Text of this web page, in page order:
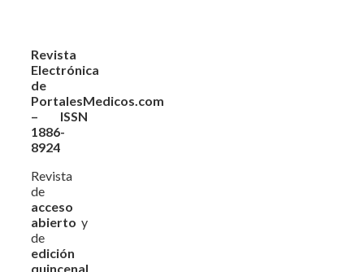
Revista
Electrónica
de
PortalesMedicos.com
– ISSN
1886-
8924
Revista
de
acceso
abierto y
de
edición
quincenal